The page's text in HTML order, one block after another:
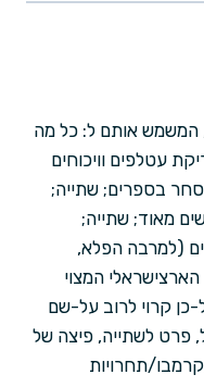
המשמש אותם ל: כל מה
עטלפים וויכוחים
בספרים; שתייה;
מאוד; שתייה;
(למרבה הפלא,
המצוי
כן קרוי לרוב על-שם
פרט לשתייה, פיצה של
קרמבו/תחרויות